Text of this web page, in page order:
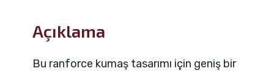
Açıklama
Bu ranforce kumaş tasarımı için geniş bir